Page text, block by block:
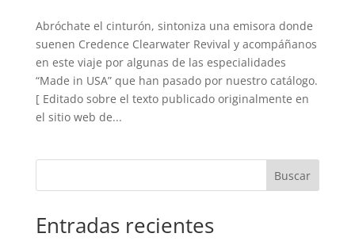
Abróchate el cinturón, sintoniza una emisora donde
suenen Credence Clearwater Revival y acompáñanos
en este viaje por algunas de las especialidades
“Made in USA” que han pasado por nuestro catálogo.
[ Editado sobre el texto publicado originalmente en
el sitio web de...
Buscar
Entradas recientes